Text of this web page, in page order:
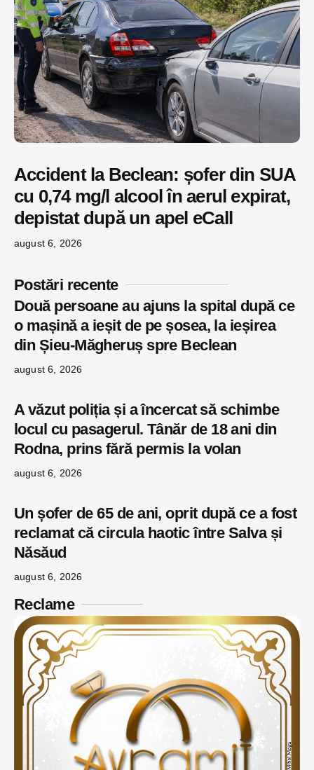
Accident la Beclean: șofer din SUA
cu 0,74 mg/l alcool în aerul expirat,
depistat după un apel eCall
august 6, 2026
Postări recente
Două persoane au ajuns la spital după ce
o mașină a ieșit de pe șosea, la ieșirea
din Șieu-Măgheruș spre Beclean
august 6, 2026
A văzut poliția și a încercat să schimbe
locul cu pasagerul. Tânăr de 18 ani din
Rodna, prins fără permis la volan
august 6, 2026
Un șofer de 65 de ani, oprit după ce a fost
reclamat că circula haotic între Salva și
Năsăud
august 6, 2026
Reclame